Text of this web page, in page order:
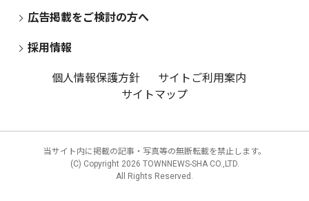
広告掲載をご検討の方へ
採用情報
個人情報保護方針
サイトご利用案内
サイトマップ
当サイト内に掲載の記事・写真等の無断転載を禁止します。
(C) Copyright 2026 TOWNNEWS-SHA CO.,LTD.
All Rights Reserved.